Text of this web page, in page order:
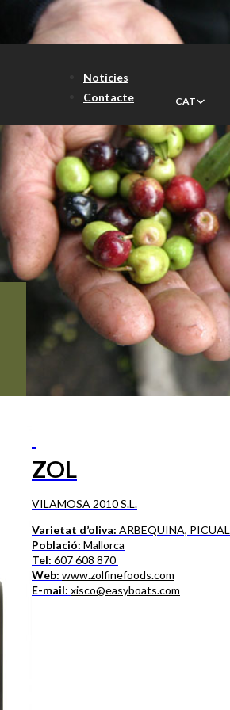
Notícies
Contacte
CAT
ZOL
VILAMOSA 2010 S.L.
Varietat d’oliva: ARBEQUINA, PICUAL
Població: Mallorca
Tel: 607 608 870
Web: www.zolfinefoods.com
E-mail: xisco@easyboats.com